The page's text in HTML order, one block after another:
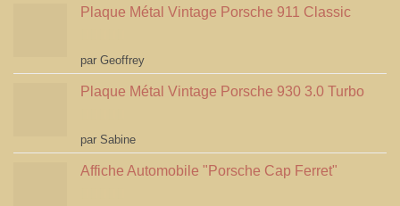
Plaque Métal Vintage Porsche 911 Classic
Note5sur 5
par Geoffrey
Plaque Métal Vintage Porsche 930 3.0 Turbo
Note5sur 5
par Sabine
Affiche Automobile "Porsche Cap Ferret"